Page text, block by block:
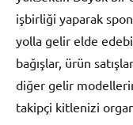
işbirliği yaparak
yolla gelir elde
bağışlar, ürün
diğer gelir
takipçi kitlenizi